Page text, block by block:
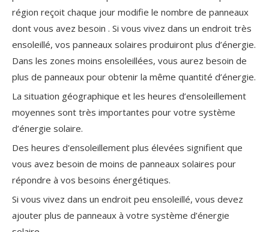
région reçoit chaque jour modifie le nombre de panneaux
dont vous avez besoin . Si vous vivez dans un endroit très
ensoleillé, vos panneaux solaires produiront plus d’énergie.
Dans les zones moins ensoleillées, vous aurez besoin de
plus de panneaux pour obtenir la même quantité d’énergie.
La situation géographique et les heures d’ensoleillement
moyennes sont très importantes pour votre système
d’énergie solaire.
Des heures d'ensoleillement plus élevées signifient que
vous avez besoin de moins de panneaux solaires pour
répondre à vos besoins énergétiques.
Si vous vivez dans un endroit peu ensoleillé, vous devez
ajouter plus de panneaux à votre système d’énergie